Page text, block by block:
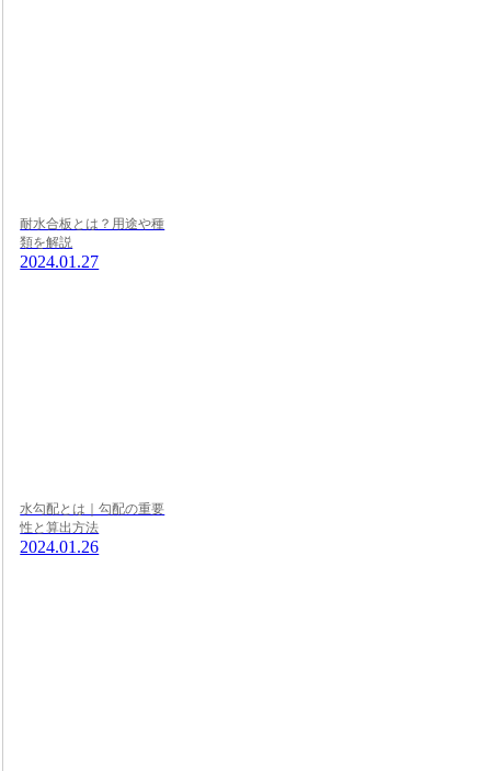
耐水合板とは？用途や種
類を解説
2024.01.27
水勾配とは｜勾配の重要
性と算出方法
2024.01.26